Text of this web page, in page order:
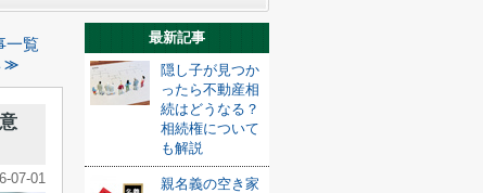
一覧
≫
07-01
最新記事
隠し子が見つか
ったら不動産相
続はどうなる？
相続権について
も解説
親名義の空き家